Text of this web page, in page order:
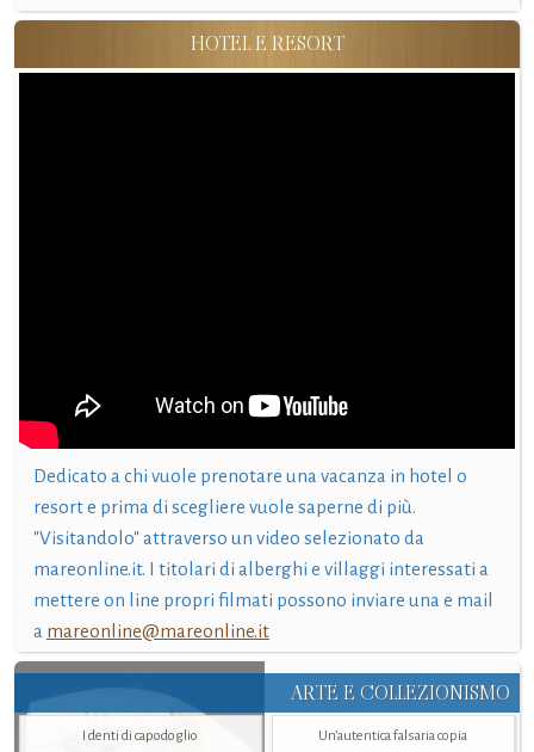
HOTEL E RESORT
Dedicato a chi vuole prenotare una vacanza in hotel o
resort e prima di scegliere vuole saperne di più.
"Visitandolo" attraverso un video selezionato da
mareonline.it. I titolari di alberghi e villaggi interessati a
mettere on line propri filmati possono inviare una e mail
a mareonline@mareonline.it
ARTE E COLLEZIONISMO
I denti di capodoglio
Un’autentica falsaria copia